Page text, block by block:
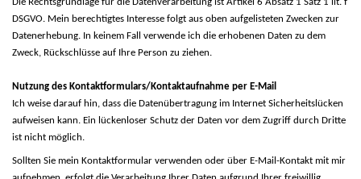
Die Rechtsgrundlage für die Datenverarbeitung ist Artikel 6 Absatz 1 Satz 1 lit. f
DSGVO. Mein berechtigtes Interesse folgt aus oben aufgelisteten Zwecken zur
Datenerhebung. In keinem Fall verwende ich die erhobenen Daten zu dem
Zweck, Rückschlüsse auf Ihre Person zu ziehen.
Nutzung des Kontaktformulars/Kontaktaufnahme per E-Mail
Ich weise darauf hin, dass die Datenübertragung im Internet Sicherheitslücken
aufweisen kann. Ein lückenloser Schutz der Daten vor dem Zugriff durch Dritte
ist nicht möglich.
Sollten Sie mein Kontaktformular verwenden oder über E-Mail-Kontakt mit mir